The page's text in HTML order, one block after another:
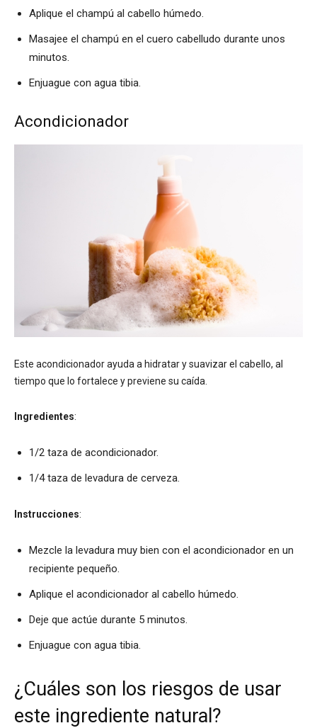
Aplique el champú al cabello húmedo.
Masajee el champú en el cuero cabelludo durante unos
minutos.
Enjuague con agua tibia.
Acondicionador
Este acondicionador ayuda a hidratar y suavizar el cabello, al
tiempo que lo fortalece y previene su caída.
Ingredientes:
1/2 taza de acondicionador.
1/4 taza de levadura de cerveza.
Instrucciones:
Mezcle la levadura muy bien con el acondicionador en un
recipiente pequeño.
Aplique el acondicionador al cabello húmedo.
Deje que actúe durante 5 minutos.
Enjuague con agua tibia.
¿Cuáles son los riesgos de usar
este ingrediente natural?